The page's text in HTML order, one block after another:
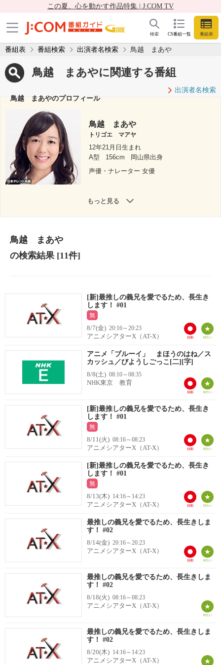
この夏、心を動かす作品特集 | J:COM TV
CS番組一覧 番組表
検索
番組表 番組検索 出演者名検索 鳥越 まあや
鳥越 まあやに関連する番組
出演者名検索
鳥越 まあやのプロフィール
鳥越 まあや
トリゴエ マアヤ
12年21月日生まれ
A型
156cm
岡山県出身
声優・ナレーター 女優
もっと見る
鳥越 まあや
の検索結果[11件]
[新]最推しの義兄を愛でるため、長生き
します！ #01
無
8/7(金) 20:16～20:23
アニメシアターX（AT-X）
アニメ「ブルーイ」 まほうのはね／ス
カッシュ／びようしごっこ[二][字]
8/8(土) 08:10～08:35
NHK東京 教育
[新]最推しの義兄を愛でるため、長生き
します！ #01
無
8/11(火) 08:16～08:23
アニメシアターX（AT-X）
[新]最推しの義兄を愛でるため、長生き
します！ #01
無
8/13(木) 14:16～14:23
アニメシアターX（AT-X）
最推しの義兄を愛でるため、長生きしま
す！ #02
8/14(金) 20:16～20:23
アニメシアターX（AT-X）
最推しの義兄を愛でるため、長生きしま
す！ #02
8/18(火) 08:16～08:23
アニメシアターX（AT-X）
最推しの義兄を愛でるため、長生きしま
す！ #02
8/20(木) 14:16～14:23
アニメシアターX（AT-X）